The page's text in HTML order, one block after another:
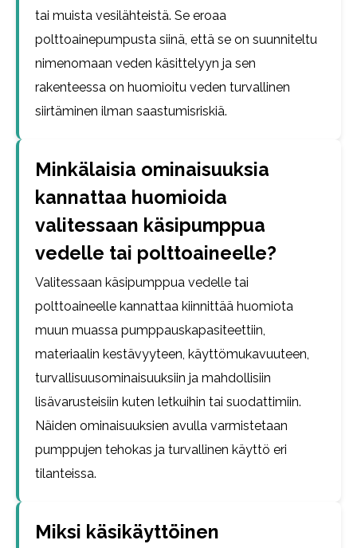
tai muista vesilähteistä. Se eroaa
polttoainepumpusta siinä, että se on suunniteltu
nimenomaan veden käsittelyyn ja sen
rakenteessa on huomioitu veden turvallinen
siirtäminen ilman saastumisriskiä.
Minkälaisia ominaisuuksia
kannattaa huomioida
valitessaan käsipumppua
vedelle tai polttoaineelle?
Valitessaan käsipumppua vedelle tai
polttoaineelle kannattaa kiinnittää huomiota
muun muassa pumppauskapasiteettiin,
materiaalin kestävyyteen, käyttömukavuuteen,
turvallisuusominaisuuksiin ja mahdollisiin
lisävarusteisiin kuten letkuihin tai suodattimiin.
Näiden ominaisuuksien avulla varmistetaan
pumppujen tehokas ja turvallinen käyttö eri
tilanteissa.
Miksi käsikäyttöinen